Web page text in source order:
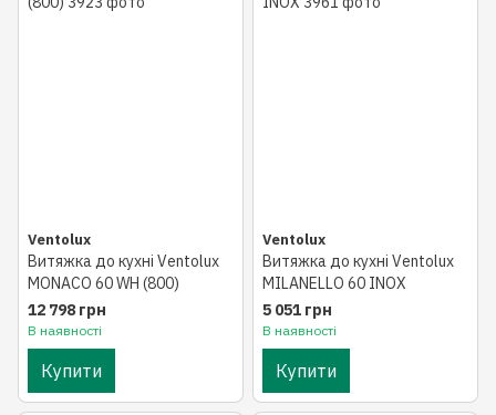
Ventolux
Витяжка до кухні Ventolux
MONACO 60 WH (800)
12 798 грн
В наявності
Купити
Ventolux
Витяжка до кухні Ventolux
MILANELLO 60 INOX
5 051 грн
В наявності
Купити